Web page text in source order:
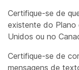
Certifique-se de
existente do Plano
Unidos ou no
Certifique-se de
mensagens de